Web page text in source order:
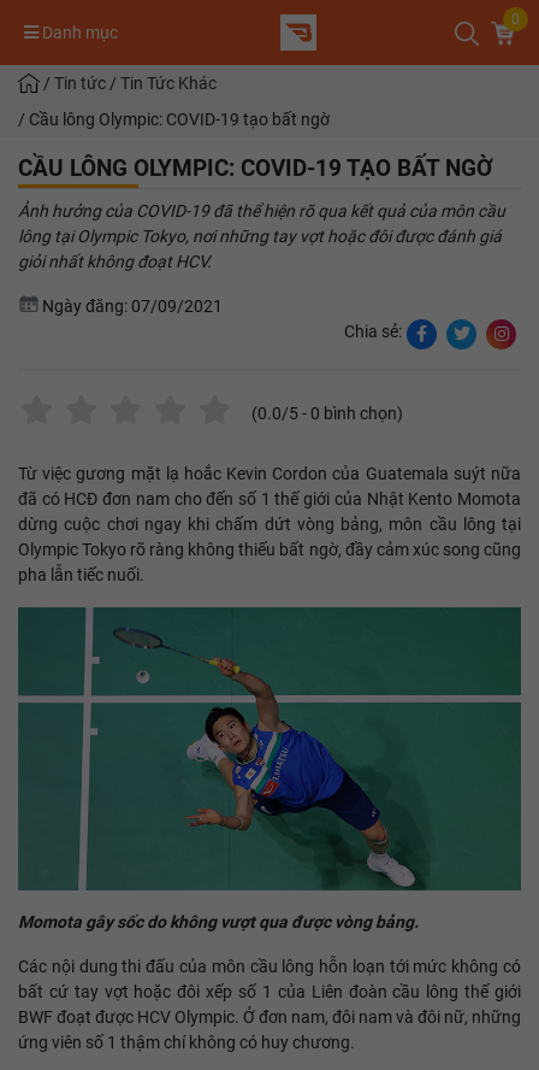
Danh mục
0
/ Tin tức / Tin Tức Khác
/ Cầu lông Olympic: COVID-19 tạo bất ngờ
CẦU LÔNG OLYMPIC: COVID-19 TẠO BẤT NGỜ
Ảnh hưởng của COVID-19 đã thể hiện rõ qua kết quả của môn cầu
lông tại Olympic Tokyo, nơi những tay vợt hoặc đôi được đánh giá
giỏi nhất không đoạt HCV.
Ngày đăng: 07/09/2021
Chia sẻ:
(0.0/5 - 0 bình chọn)
Từ việc gương mặt lạ hoắc Kevin Cordon của Guatemala suýt nữa
đã có HCĐ đơn nam cho đến số 1 thế giới của Nhật Kento Momota
dừng cuộc chơi ngay khi chấm dứt vòng bảng, môn cầu lông tại
Olympic Tokyo rõ ràng không thiếu bất ngờ, đầy cảm xúc song cũng
pha lẫn tiếc nuối.
Momota gây sốc do không vượt qua được vòng bảng.
Các nội dung thi đấu của môn cầu lông hỗn loạn tới mức không có
bất cứ tay vợt hoặc đôi xếp số 1 của Liên đoàn cầu lông thế giới
BWF đoạt được HCV Olympic. Ở đơn nam, đôi nam và đôi nữ, những
ứng viên số 1 thậm chí không có huy chương.